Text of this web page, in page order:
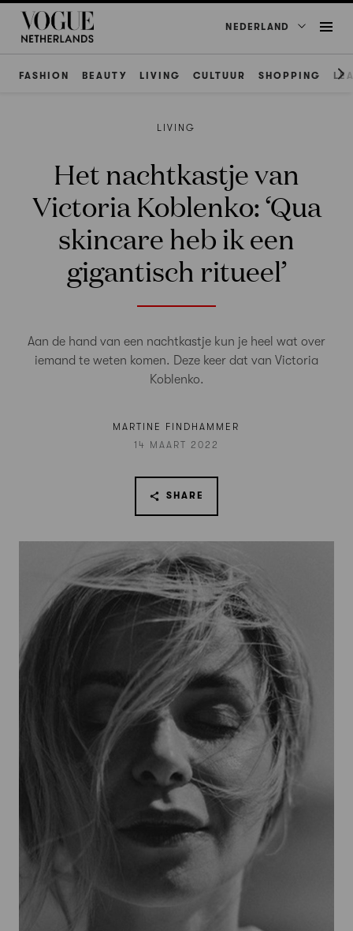
NEDERLAND
FASHION BEAUTY LIVING CULTUUR SHOPPING
LIVING
Het nachtkastje van
Victoria Koblenko: ‘Qua
skincare heb ik een
gigantisch ritueel’
Aan de hand van een nachtkastje kun je heel wat over
iemand te weten komen. Deze keer dat van Victoria
Koblenko.
MARTINE FINDHAMMER
14 MAART 2022
SHARE